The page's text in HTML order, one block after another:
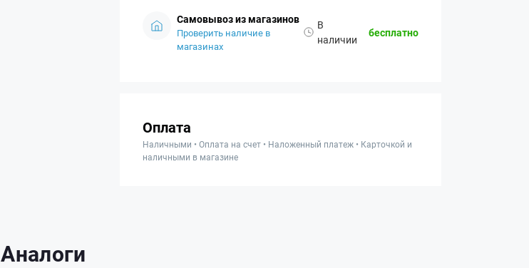
Самовывоз из магазинов
Проверить наличие в
магазинах
В
наличии
бесплатно
Оплата
Наличными • Оплата на счет • Наложенный платеж • Карточкой и
наличными в магазине
Аналоги